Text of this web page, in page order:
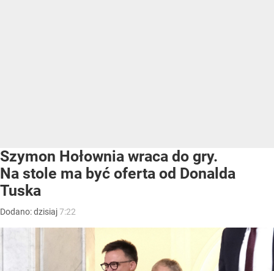
Szymon Hołownia wraca do gry.
Na stole ma być oferta od Donalda
Tuska
Dodano:dzisiaj7:22